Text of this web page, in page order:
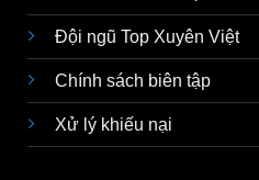
Đội ngũ Top Xuyên Việt
Chính sách biên tập
Xử lý khiếu nại